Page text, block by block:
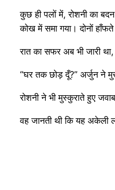
कुछ ही पलों में, रोशनी का
कोख में समा गया। दोनों
रात का सफर अब भी जारी
“घर तक छोड़ दूँ?” अर्जुन ने
रोशनी ने भी मुस्कुराते हुए
वह जानती थी कि यह अकेली